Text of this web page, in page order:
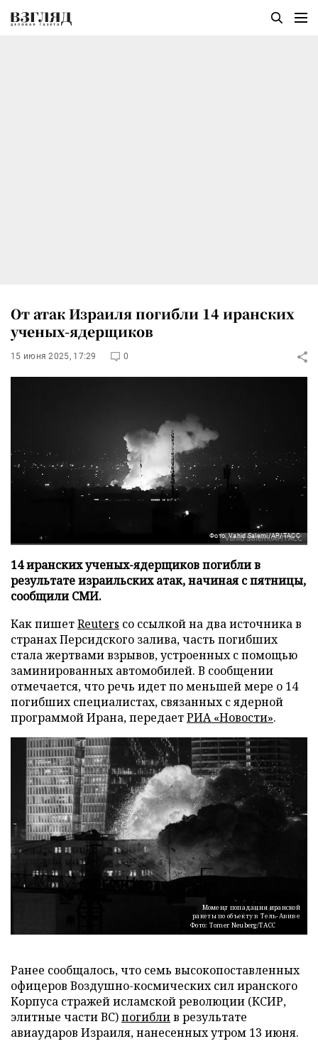
От атак Израиля погибли 14 иранских
ученых-ядерщиков
15 июня 2025, 17:29 0
Фото: Vahid Salemi/AP/ТАСС
14 иранских ученых-ядерщиков погибли в
результате израильских атак, начиная с пятницы,
сообщили СМИ.
Как пишетReuters со ссылкой на два источника в
странах Персидского залива, часть погибших
стала жертвами взрывов, устроенных с помощью
заминированных автомобилей. В сообщении
отмечается, что речь идет по меньшей мере о 14
погибших специалистах, связанных с ядерной
программой Ирана, передаетРИА «Новости».
Момент попадания иранской
ракеты по объекту в Тель-Авиве
Фото: Tomer Neuberg/ТАСС
Ранее сообщалось, что семь высокопоставленных
офицеров Воздушно-космических сил иранского
Корпуса стражей исламской революции (КСИР,
элитные части ВС)погиблив результате
авиаударов Израиля, нанесенных утром 13 июня.